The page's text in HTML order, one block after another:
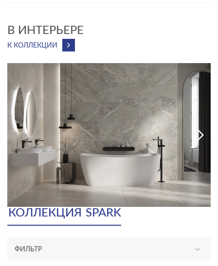
В ИНТЕРЬЕРЕ
К КОЛЛЕКЦИИ
КОЛЛЕКЦИЯ SPARK
ФИЛЬТР